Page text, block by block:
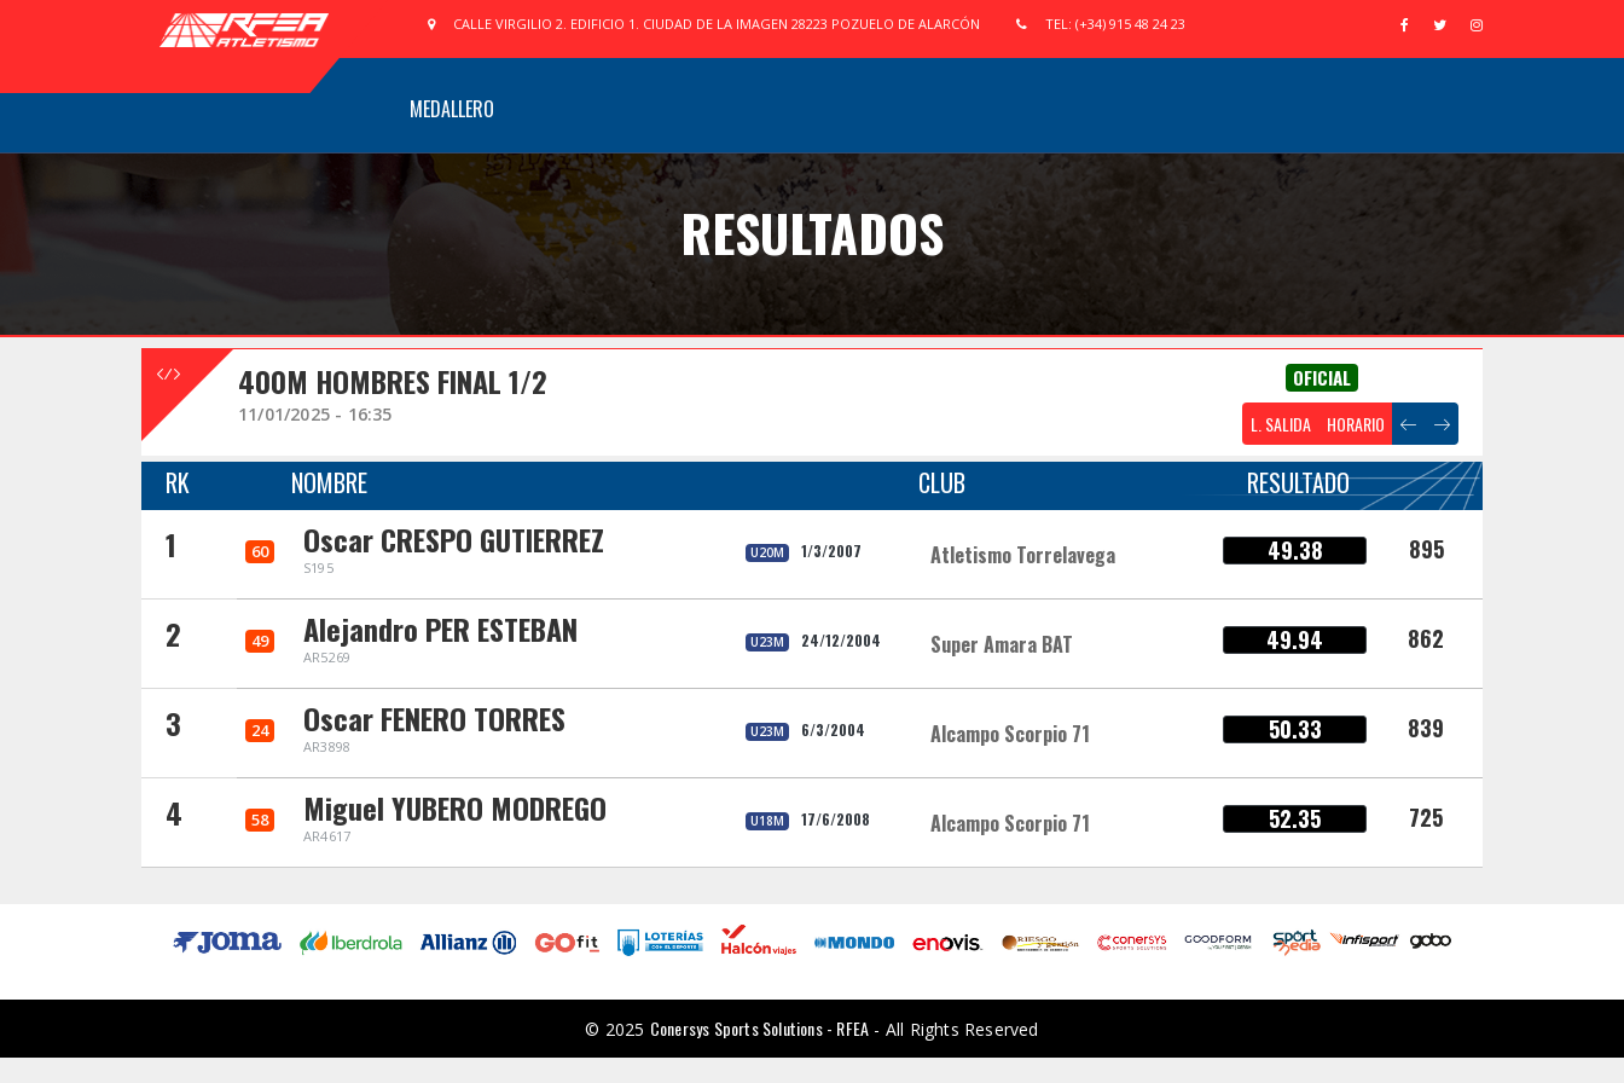
CALLE VIRGILIO 2. EDIFICIO 1. CIUDAD DE LA IMAGEN 28223 POZUELO DE ALARCÓN TEL: (+34) 915 48 24 23
MEDALLERO
RESULTADOS
400M HOMBRES FINAL 1/2 OFICIAL
11/01/2025 - 16:35 L. SALIDA HORARIO
RK NOMBRE CLUB RESULTADO
1 60 Oscar CRESPO GUTIERREZ
S195
U20M 1/3/2007 Atletismo Torrelavega 49.38 895
2 49 Alejandro PER ESTEBAN
AR5269
U23M 24/12/2004 Super Amara BAT 49.94 862
3 24 Oscar FENERO TORRES
AR3898
U23M 6/3/2004 Alcampo Scorpio 71 50.33 839
4 58 Miguel YUBERO MODREGO
AR4617
U18M 17/6/2008 Alcampo Scorpio 71 52.35 725
© 2025 Conersys Sports Solutions - RFEA - All Rights Reserved